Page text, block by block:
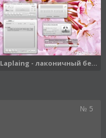
Laplaing - лаконичный бе...
№ 5